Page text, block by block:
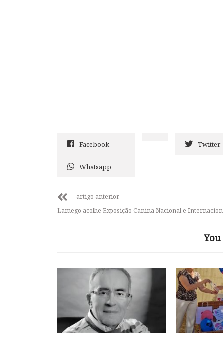
Facebook Twitter
Whatsapp
artigo anterior
Lamego acolhe Exposição Canina Nacional e